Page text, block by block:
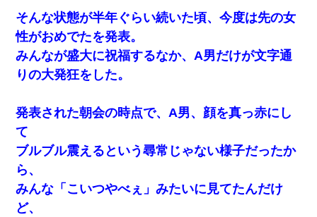
隣の部屋の住民の母親、オートロックを突破してマンショ
ンに入り込んできたみたいで、ずっとドアの前で喚いてて
滅茶苦茶うるさかった。
【修羅場】彼女親「カスな家柄のヤツなんかと家族になる
夫の友達がBBQを定期的に開催して夫婦で参加してたんだ
けど、女性側のリーダーみたいな人に「BBQは友達とやり
なよ！」と言われて…
友人とふたりで山口に旅行した時の事。レンタカーを借り
て山の中の道を走っていたら、突然ガガッ！って音がし
て…
そんな状態が半年ぐらい続いた頃、今度は先の女
性がおめでたを発表。
みんなが盛大に祝福するなか、A男だけが文字通
りの大発狂をした。
発表された朝会の時点で、A男、顔を真っ赤にし
て
ブルブル震えるという尋常じゃない様子だったか
ら、
みんな「こいつやべぇ」みたいに見てたんだけ
ど、